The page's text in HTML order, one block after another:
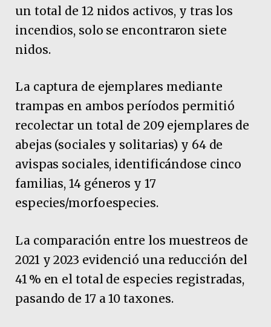
un total de 12 nidos activos, y tras los
incendios, solo se encontraron siete
nidos.
La captura de ejemplares mediante
trampas en ambos períodos permitió
recolectar un total de 209 ejemplares de
abejas (sociales y solitarias) y 64 de
avispas sociales, identificándose cinco
familias, 14 géneros y 17
especies/morfoespecies.
La comparación entre los muestreos de
2021 y 2023 evidenció una reducción del
41 % en el total de especies registradas,
pasando de 17 a 10 taxones.